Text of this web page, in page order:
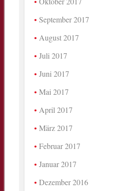
September 2017
August 2017
Juli 2017
Juni 2017
Mai 2017
April 2017
März 2017
Februar 2017
Januar 2017
Dezember 2016